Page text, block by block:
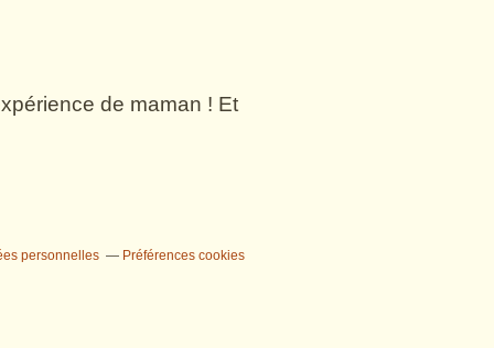
de maman ! Et
personnelles Préférences cookies